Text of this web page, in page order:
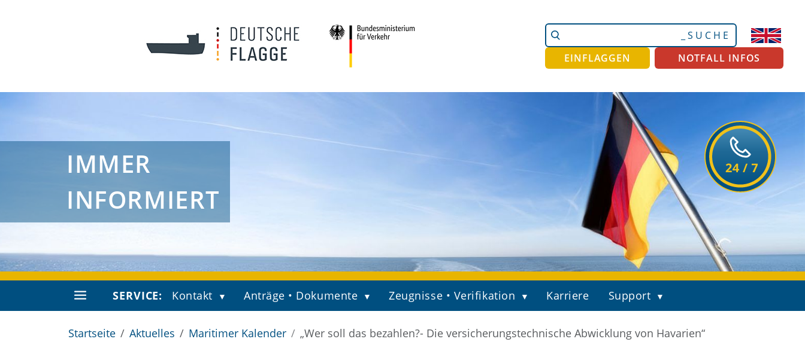
Website
durchsuchen
Erweiterte
Suche…
EINFLAGGEN
NOTFALL INFOS
IMMER
INFORMIERT
SERVICE: Kontakt Anträge • Dokumente Zeugnisse • Verifikation Karriere Support
Startseite Aktuelles Maritimer Kalender „Wer soll das bezahlen?- Die versicherungstechnische Abwicklung von Havarien“